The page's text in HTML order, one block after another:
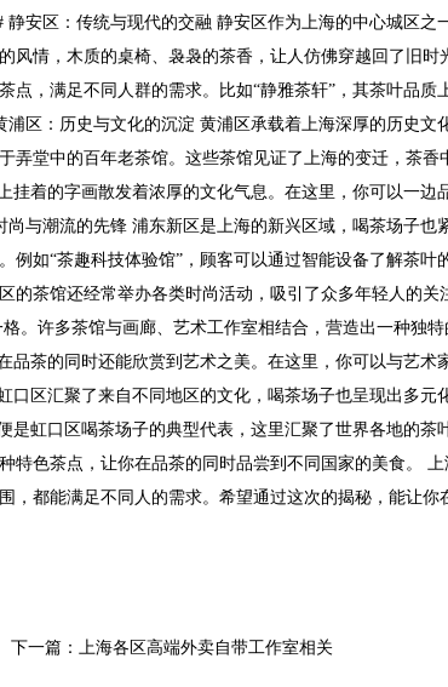
安区：传统与现代的交融 静安区作为上海的中心城区之
风情，木质的桌椅、袅袅的茶香，让人仿佛穿越回了旧时
，满足不同人群的需求。比如“静雅茶轩”，其茶叶品质
区：历史与文化的沉淀 黄浦区承载着上海深厚的历史文
弄堂中的百年老茶馆。这些茶馆见证了上海的变迁，茶香
挂着的字画散发着浓厚的文化气息。在这里，你可以一边
与潮流的先锋 浦东新区是上海的新兴区域，喝茶场子也
例如“茶趣科技体验馆”，顾客可以通过智能设备了解茶叶
的茶馆还经常举办各类时尚活动，吸引了众多年轻人的关
。许多茶馆与画廊、艺术工作室相结合，营造出一种独
品茶的同时还能欣赏到艺术之美。在这里，你可以与艺术
区汇聚了来自不同地区的文化，喝茶场子也呈现出多元
是虹口区喝茶场子的典型代表，这里汇聚了世界各地的茶
特色茶点，让你在品茶的同时品尝到不同国家的美食。 上
，都能满足不同人的需求。希望通过这次的揭秘，能让你
下一篇： 上海各区高端外卖自带工作室相关